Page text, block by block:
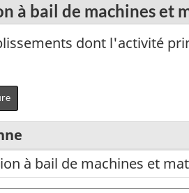
à bail de machines et
dont l'activité
à bail de machines et